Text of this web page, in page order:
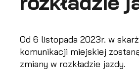
Od 6 listopada 2023r. w
komunikacji miejskiej
zmiany w rozkładzie jazdy.